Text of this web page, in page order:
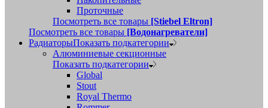
Проточные
Посмотреть все товары [Stiebel Eltron]
Посмотреть все товары [Водонагреватели]
РадиаторыПоказать подкатегории
Алюминиевые секционные
Показать подкатегории
Global
Stout
Royal Thermo